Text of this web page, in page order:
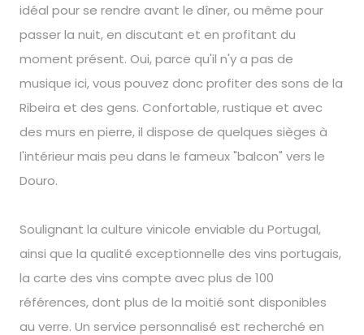
idéal pour se rendre avant le dîner, ou même pour
passer la nuit, en discutant et en profitant du
moment présent. Oui, parce qu'il n'y a pas de
musique ici, vous pouvez donc profiter des sons de la
Ribeira et des gens. Confortable, rustique et avec
des murs en pierre, il dispose de quelques sièges à
l'intérieur mais peu dans le fameux "balcon" vers le
Douro.
Soulignant la culture vinicole enviable du Portugal,
ainsi que la qualité exceptionnelle des vins portugais,
la carte des vins compte avec plus de 100
références, dont plus de la moitié sont disponibles
au verre. Un service personnalisé est recherché en